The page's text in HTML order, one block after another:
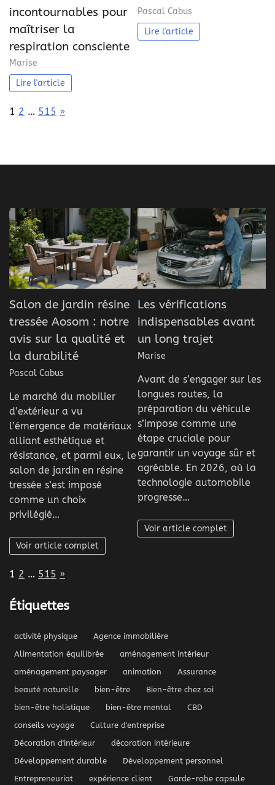
incontournables pour
maîtriser la
respiration consciente
Marise
Lire l'article
Pascal Cabus
Lire l'article
Page:
1 2 … 515 Next
»
Salon de jardin résine
tressée Aosom : notre
avis sur la qualité et
la durabilité
Pascal Cabus
Le marché du mobilier
d’extérieur a vu
l’émergence de matériaux
alliant esthétique et
résistance, et parmi eux, le
salon de jardin en résine
tressée s’est imposé
comme un choix
privilégié…
Voir article complet
Les vérifications
indispensables avant
un long trajet
Marise
Avant de s’engager sur les
longues routes, la
préparation du véhicule
s’impose comme une
étape cruciale pour
garantir un voyage sûr et
agréable. En 2026, où la
technologie automobile
progresse…
Voir article complet
Page:
1 2 … 515 Next
»
Étiquettes
activité physique
Agence immobilière
Alimentation équilibrée
aménagement intérieur
aménagement paysager
animation
Assurance
beauté naturelle
bien-être
Bien-être chez soi
bien-être holistique
bien-être mental
CBD
conseils voyage
Culture d'entreprise
Décoration d'intérieur
décoration intérieure
Développement durable
Développement personnel
Entrepreneuriat
expérience client
Garde-robe capsule